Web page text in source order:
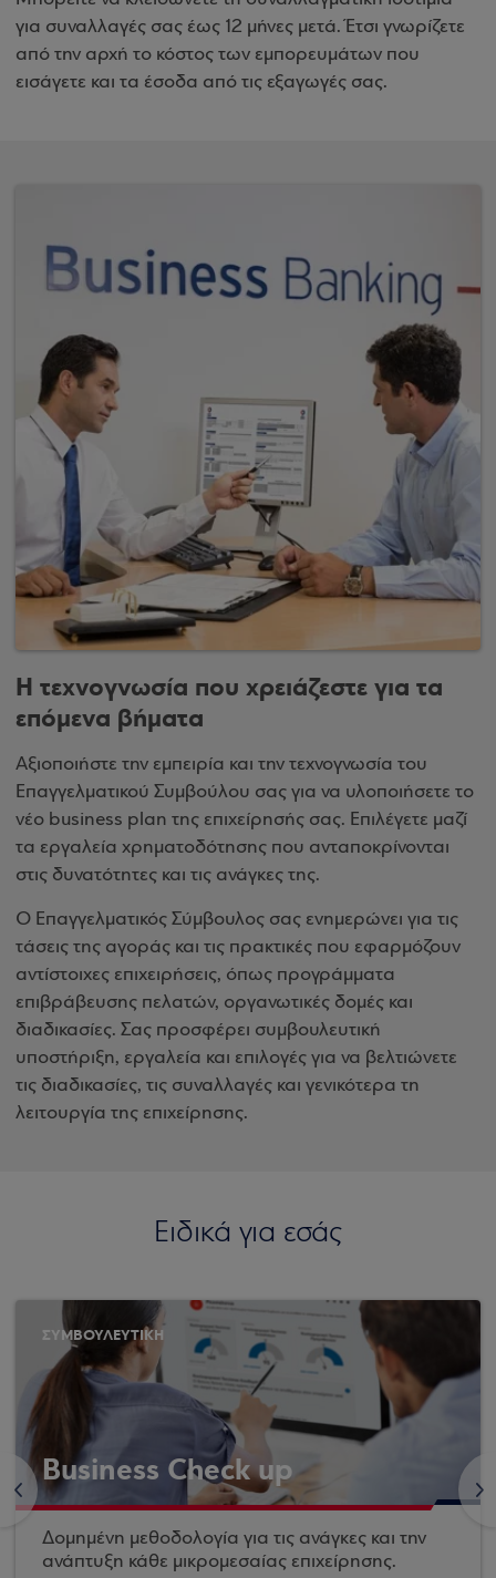
για συναλλαγές σας έως 12 μήνες μετά. Έτσι γνωρίζετε
από την αρχή το κόστος των εμπορευμάτων που
εισάγετε και τα έσοδα από τις εξαγωγές σας.
Η τεχνογνωσία που χρειάζεστε για τα
επόμενα βήματα
Αξιοποιήστε την εμπειρία και την τεχνογνωσία του
Επαγγελματικού Συμβούλου σας για να υλοποιήσετε το
νέο business plan της επιχείρησής σας. Επιλέγετε μαζί
τα εργαλεία χρηματοδότησης που ανταποκρίνονται
στις δυνατότητες και τις ανάγκες της.
Ο Επαγγελματικός Σύμβουλος σας ενημερώνει για τις
τάσεις της αγοράς και τις πρακτικές που εφαρμόζουν
αντίστοιχες επιχειρήσεις, όπως προγράμματα
επιβράβευσης πελατών, οργανωτικές δομές και
διαδικασίες. Σας προσφέρει συμβουλευτική
υποστήριξη, εργαλεία και επιλογές για να βελτιώνετε
τις διαδικασίες, τις συναλλαγές και γενικότερα τη
λειτουργία της επιχείρησης.
Ειδικά για εσάς
<
ΣΥΜΒΟΥΛΕΥΤΙΚΗ
Business Check up
Δομημένη μεθοδολογία για τις ανάγκες και την
ανάπτυξη κάθε μικρομεσαίας επιχείρησης.
>